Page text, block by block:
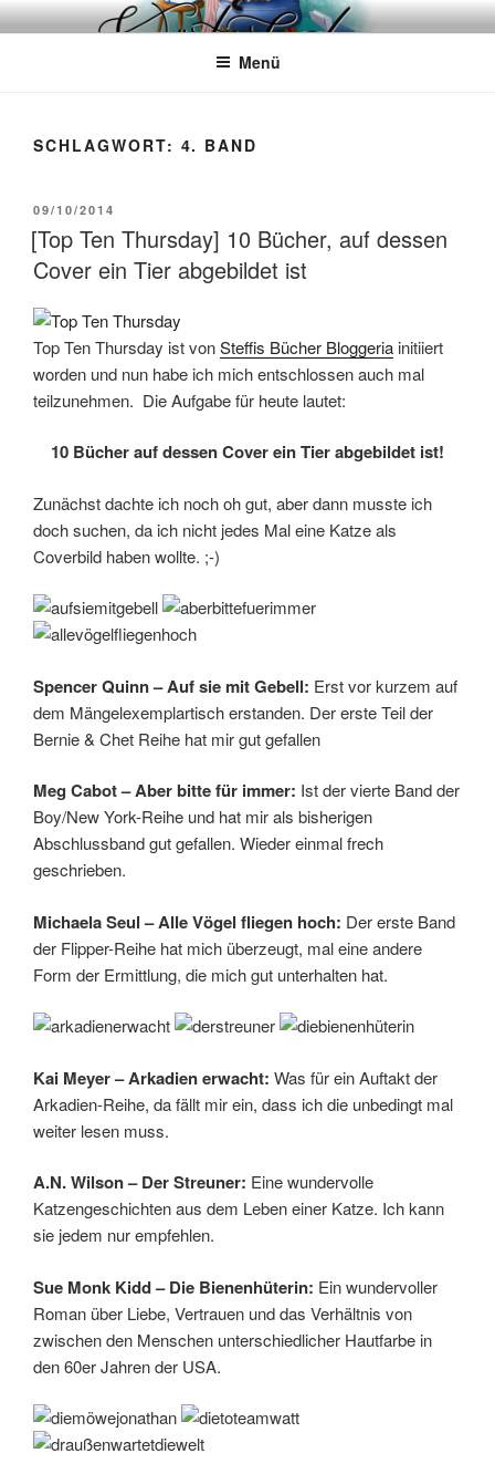
Zum
InhaltWÖRTERKATZE
Von Büchern erzählen
Menü
SCHLAGWORT: 4. BAND
VERÖFFENTLICHT
AM
09/10/2014
[Top Ten Thursday] 10 Bücher, auf dessen
Cover ein Tier abgebildet ist
Top Ten Thursday ist vonSteffis Bücher Bloggeria initiiert
worden und nun habe ich mich entschlossen auch mal
teilzunehmen. Die Aufgabe für heute lautet:
10 Bücher auf dessen Cover ein Tier abgebildet ist!
Zunächst dachte ich noch oh gut, aber dann musste ich
doch suchen, da ich nicht jedes Mal eine Katze als
Coverbild haben wollte. ;-)
Spencer Quinn – Auf sie mit Gebell: Erst vor kurzem auf
dem Mängelexemplartisch erstanden. Der erste Teil der
Bernie & Chet Reihe hat mir gut gefallen
Meg Cabot – Aber bitte für immer: Ist der vierte Band der
Boy/New York-Reihe und hat mir als bisherigen
Abschlussband gut gefallen. Wieder einmal frech
geschrieben.
Michaela Seul – Alle Vögel fliegen hoch: Der erste Band
der Flipper-Reihe hat mich überzeugt, mal eine andere
Form der Ermittlung, die mich gut unterhalten hat.
Kai Meyer – Arkadien erwacht: Was für ein Auftakt der
Arkadien-Reihe, da fällt mir ein, dass ich die unbedingt mal
weiter lesen muss.
A.N. Wilson – Der Streuner: Eine wundervolle
Katzengeschichten aus dem Leben einer Katze. Ich kann
sie jedem nur empfehlen.
Sue Monk Kidd – Die Bienenhüterin: Ein wundervoller
Roman über Liebe, Vertrauen und das Verhältnis von
zwischen den Menschen unterschiedlicher Hautfarbe in
den 60er Jahren der USA.